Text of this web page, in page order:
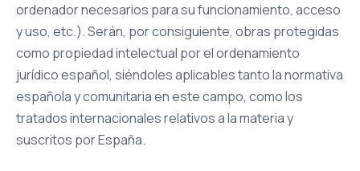
ordenador necesarios para su funcionamiento, acceso
y uso, etc.). Serán, por consiguiente, obras protegidas
como propiedad intelectual por el ordenamiento
jurídico español, siéndoles aplicables tanto la normativa
española y comunitaria en este campo, como los
tratados internacionales relativos a la materia y
suscritos por España.